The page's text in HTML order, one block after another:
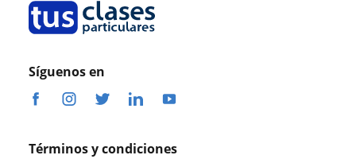
Síguenos en
Términos y condiciones